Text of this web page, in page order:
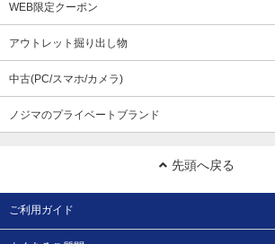
WEB限定クーポン
アウトレット掘り出し物
中古(PC/スマホ/カメラ)
ノジマのプライベートブランド
先頭へ戻る
ご利用ガイド